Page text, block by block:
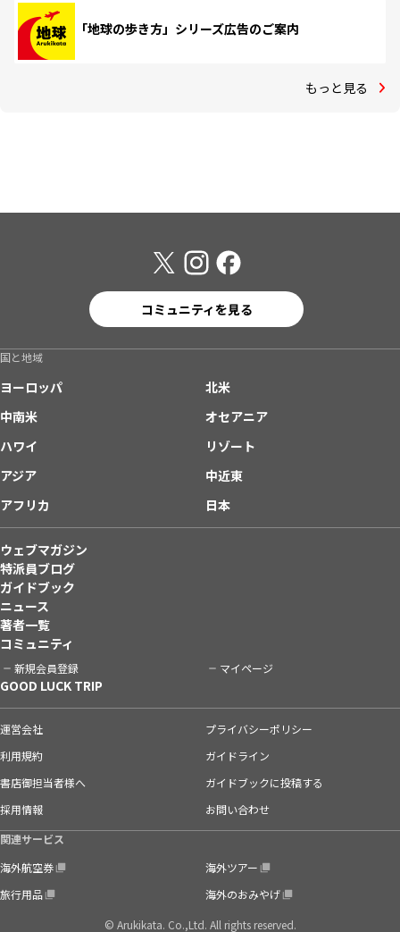
「地球の歩き方」シリーズ広告のご案内
もっと見る
コミュニティを見る
国と地域
ヨーロッパ
北米
中南米
オセアニア
ハワイ
リゾート
アジア
中近東
アフリカ
日本
ウェブマガジン
特派員ブログ
ガイドブック
ニュース
著者一覧
コミュニティ
新規会員登録 マイページ
GOOD LUCK TRIP
運営会社
プライバシーポリシー
利用規約
ガイドライン
書店御担当者様へ
ガイドブックに投稿する
採用情報
お問い合わせ
関連サービス
海外航空券
海外ツアー
旅行用品
海外のおみやげ
© Arukikata. Co.,Ltd. All rights reserved.